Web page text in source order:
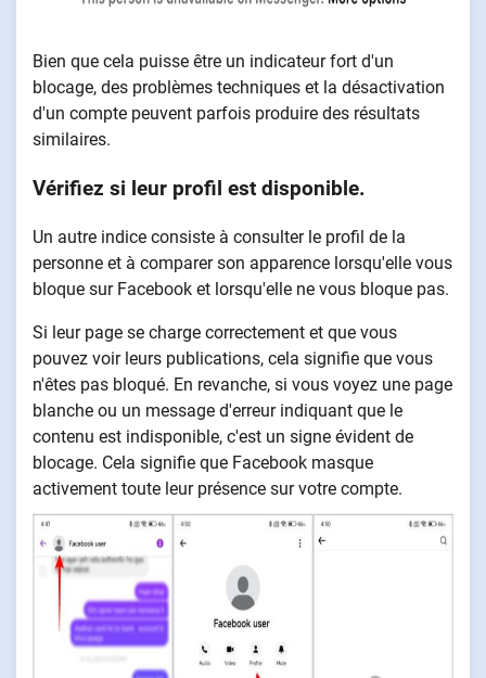
Bien que cela puisse être un indicateur fort d'un
blocage, des problèmes techniques et la désactivation
d'un compte peuvent parfois produire des résultats
similaires.
Vérifiez si leur profil est disponible.
Un autre indice consiste à consulter le profil de la
personne et à comparer son apparence lorsqu'elle vous
bloque sur Facebook et lorsqu'elle ne vous bloque pas.
Si leur page se charge correctement et que vous
pouvez voir leurs publications, cela signifie que vous
n'êtes pas bloqué. En revanche, si vous voyez une page
blanche ou un message d'erreur indiquant que le
contenu est indisponible, c'est un signe évident de
blocage. Cela signifie que Facebook masque
activement toute leur présence sur votre compte.